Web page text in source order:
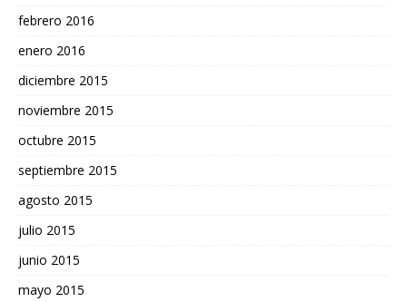
febrero 2016
enero 2016
diciembre 2015
noviembre 2015
octubre 2015
septiembre 2015
agosto 2015
julio 2015
junio 2015
mayo 2015